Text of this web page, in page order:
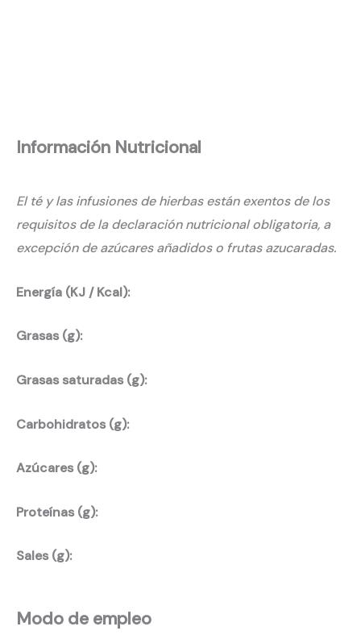
Información Nutricional
El té y las infusiones de hierbas están exentos de los
requisitos de la declaración nutricional obligatoria, a
excepción de azúcares añadidos o frutas azucaradas.
Energía (KJ / Kcal):
Grasas (g):
Grasas saturadas (g):
Carbohidratos (g):
Azúcares (g):
Proteínas (g):
Sales (g):
Modo de empleo